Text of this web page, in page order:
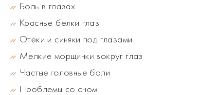
Боль в глазах
Красные белки глаз
Отеки и синяки под глазами
Мелкие морщинки вокруг глаз
Частые головные боли
Проблемы со сном